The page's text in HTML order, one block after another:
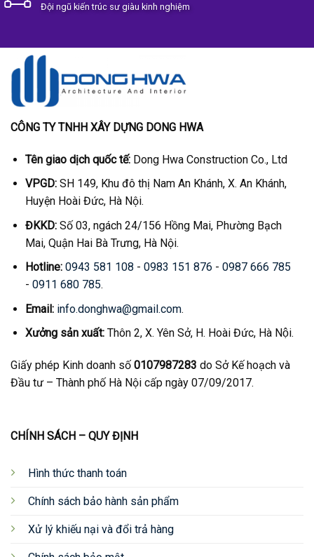
Đội ngũ kiến trúc sư giàu kinh nghiệm
CÔNG TY TNHH XÂY DỰNG DONG HWA
Tên giao dịch quốc tế:Dong Hwa Construction Co., Ltd
VPGD:SH 149, Khu đô thị Nam An Khánh, X. An Khánh,
Huyện Hoài Đức, Hà Nội.
ĐKKD:Số 03, ngách 24/156 Hồng Mai, Phường Bạch
Mai, Quận Hai Bà Trưng, Hà Nội.
Hotline: 0943 581 108 - 0983 151 876 - 0987 666 785
- 0911 680 785.
Email: info.donghwa@gmail.com.
Xưởng sản xuất:Thôn 2, X. Yên Sở, H. Hoài Đức, Hà Nội.
Giấy phép Kinh doanh số 0107987283 do Sở Kế hoạch và
Đầu tư – Thành phố Hà Nội cấp ngày 07/09/2017.
CHÍNH SÁCH – QUY ĐỊNH
Hình thức thanh toán
Chính sách bảo hành sản phẩm
Xử lý khiếu nại và đổi trả hàng